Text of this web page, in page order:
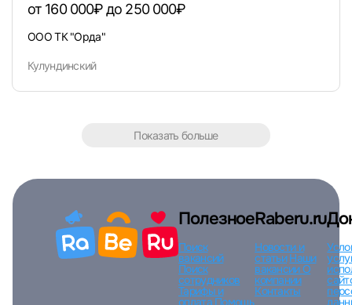
от 160 000₽ до 250 000₽
ООО ТК "Орда"
Кулундинский
Показать больше
Полезное
Поиск
вакансий
Поиск
сотрудников
Тарифы и
оплата Помощь
Raberu.ru
Новости и
статьи Наши
вакансииО
компании
Контакты